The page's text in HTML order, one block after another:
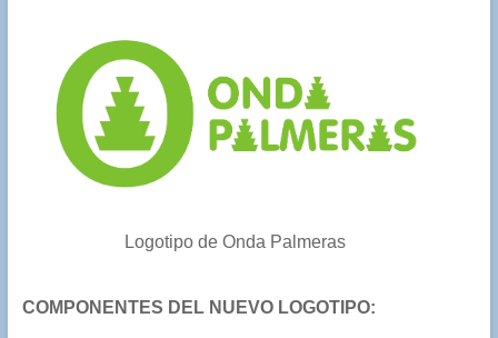
Logotipo de Onda Palmeras
COMPONENTES DEL NUEVO LOGOTIPO: